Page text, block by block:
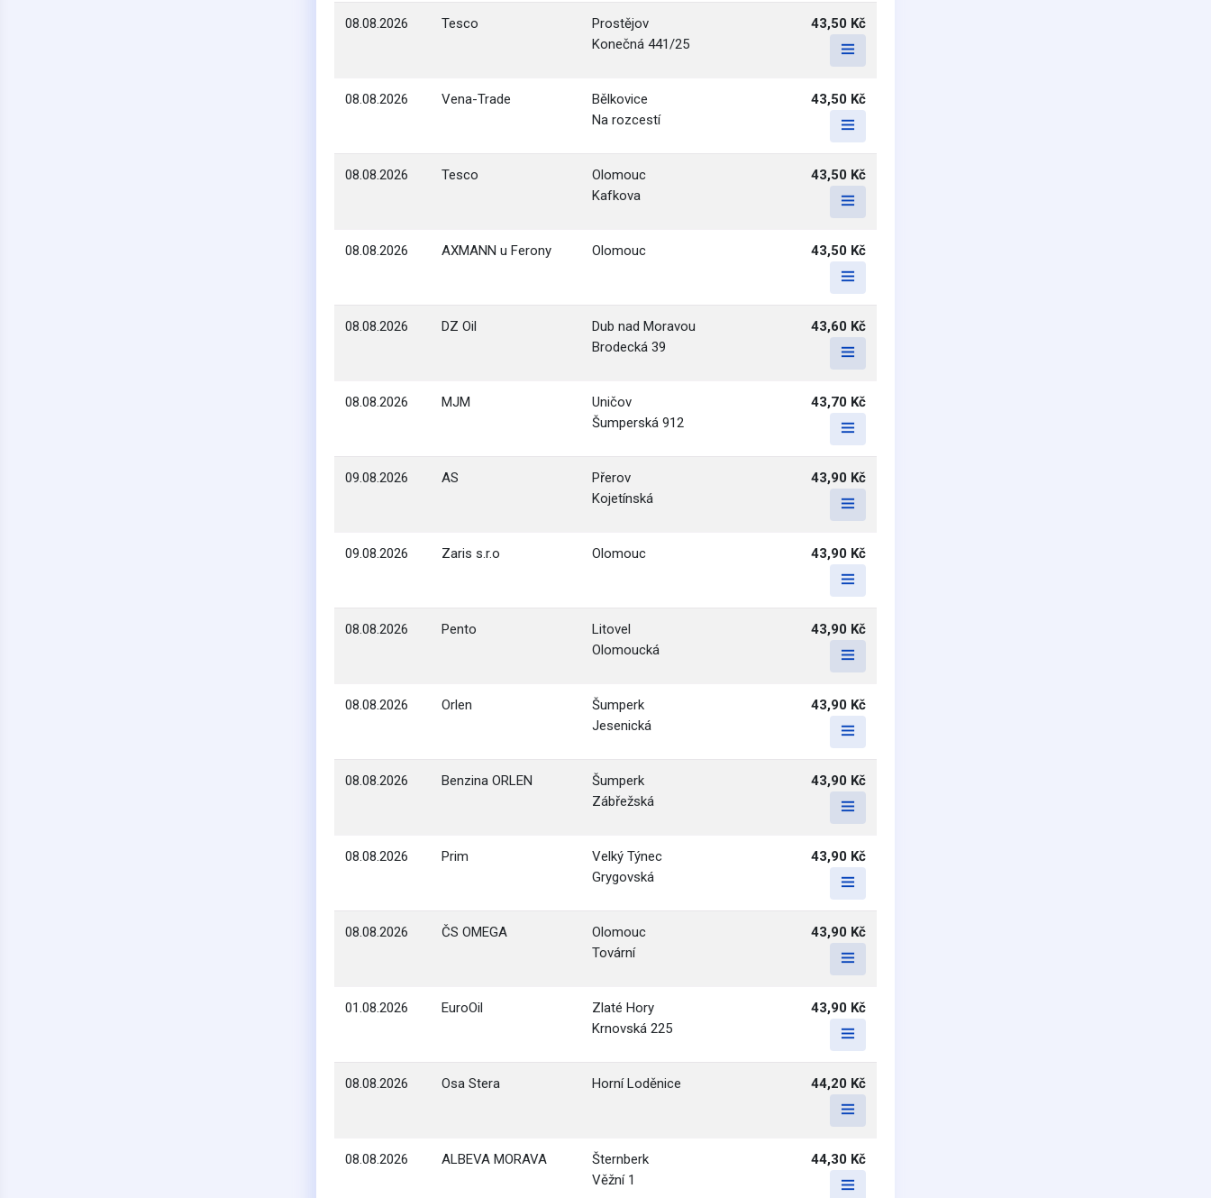
08.08.2026 Tesco
Prostějov
Konečná 441/25
43,50 Kč
08.08.2026 Vena-Trade
Bělkovice
Na rozcestí
43,50 Kč
08.08.2026 Tesco
Olomouc
Kafkova
43,50 Kč
08.08.2026 AXMANN u Ferony Olomouc 43,50 Kč
08.08.2026 DZ Oil
Dub nad Moravou
Brodecká 39
43,60 Kč
08.08.2026 MJM
Uničov
Šumperská 912
43,70 Kč
09.08.2026 AS
Přerov
Kojetínská
43,90 Kč
09.08.2026 Zaris s.r.o Olomouc 43,90 Kč
08.08.2026 Pento
Litovel
Olomoucká
43,90 Kč
08.08.2026 Orlen
Šumperk
Jesenická
43,90 Kč
08.08.2026 Benzina ORLEN
Šumperk
Zábřežská
43,90 Kč
08.08.2026 Prim
Velký Týnec
Grygovská
43,90 Kč
08.08.2026 ČS OMEGA
Olomouc
Tovární
43,90 Kč
01.08.2026 EuroOil
Zlaté Hory
Krnovská 225
43,90 Kč
08.08.2026 Osa Stera Horní Loděnice 44,20 Kč
08.08.2026 ALBEVA MORAVA
Šternberk
Věžní 1
44,30 Kč